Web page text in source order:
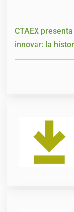
CTAEX
innovar: la